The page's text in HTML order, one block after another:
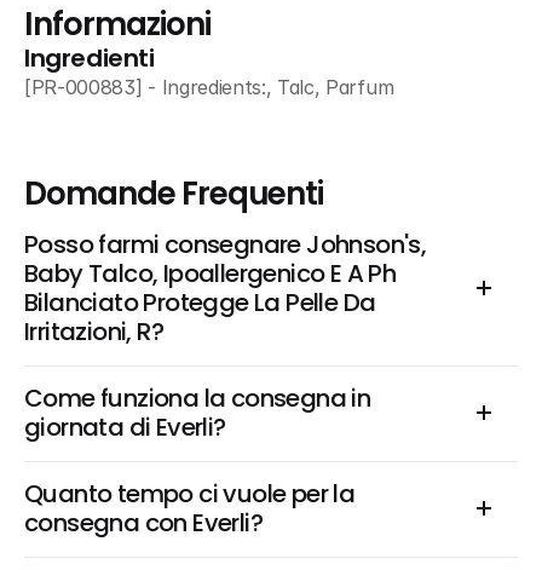
Informazioni
Ingredienti
[PR-000883] - Ingredients:, Talc, Parfum
Domande Frequenti
Posso farmi consegnare Johnson's,
Baby Talco, Ipoallergenico E A Ph
Bilanciato Protegge La Pelle Da
Irritazioni, R?
Come funziona la consegna in
giornata di Everli?
Quanto tempo ci vuole per la
consegna con Everli?